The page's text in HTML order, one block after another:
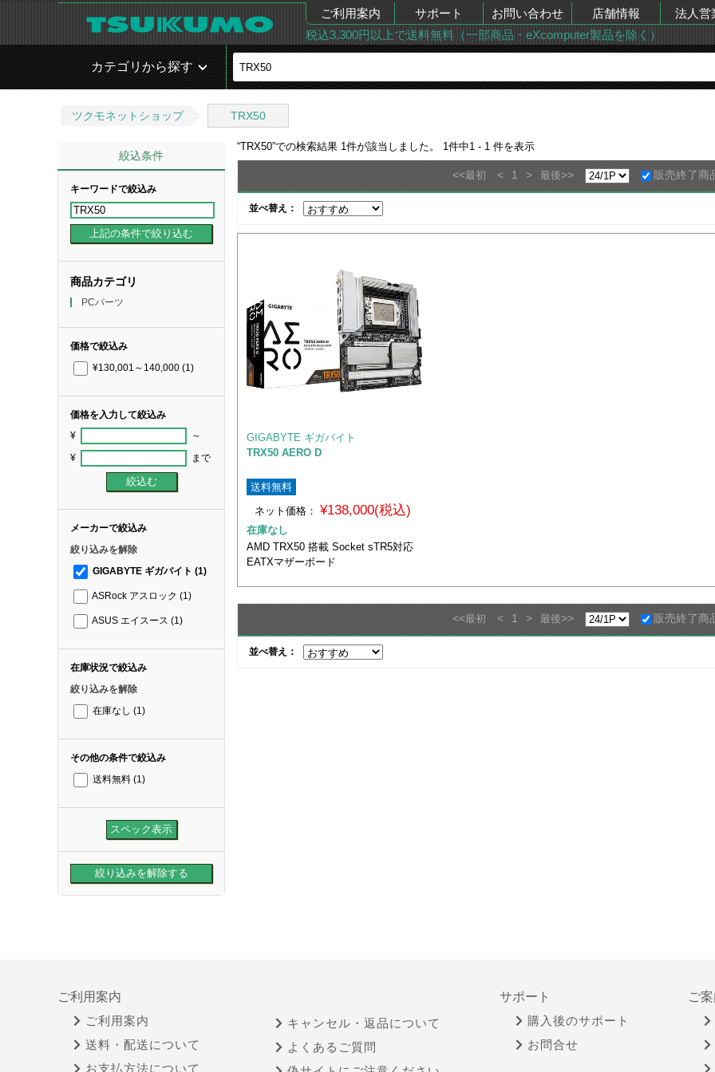
ご利用案内 サポート お問い合わせ 店舗情報 法人営
税込3,300円以上で送料無料（一部商品・eXcomputer製品を除く）
カテゴリから探す
ツクモネットショップ TRX50
絞込条件
キーワードで絞込み
商品カテゴリ
PCパーツ
価格で絞込み
¥130,001～140,000 (1)
価格を入力して絞込み
¥ ～
¥ まで
メーカーで絞込み
絞り込みを解除
GIGABYTE ギガバイト (1)
ASRock アスロック (1)
ASUS エイスース (1)
在庫状況で絞込み
絞り込みを解除
在庫なし (1)
その他の条件で絞込み
送料無料 (1)
“TRX50”での検索結果 1 件が該当しました。 1 件中1 - 1 件を表示
<<最初 < 1 > 最後>> 販売終了商
並べ替え：
GIGABYTE ギガバイト
TRX50 AERO D
送料無料
ネット価格： ¥138,000(税込)
在庫なし
AMD TRX50 搭載 Socket sTR5対応
EATXマザーボード
<<最初 < 1 > 最後>> 販売終了商
並べ替え：
ご利用案内
ご利用案内
送料・配送について
お支払方法について
キャンセル・返品について
よくあるご質問
サポート
購入後のサポート
お問合せ
ご